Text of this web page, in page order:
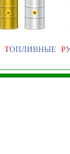
ТОПЛИВНЫЕ Р